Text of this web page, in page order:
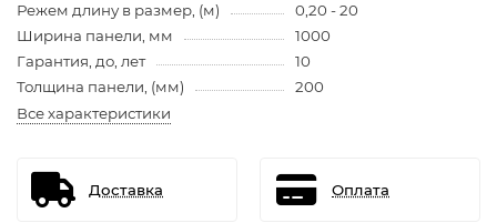
Режем длину в размер, (м)
0,20 - 20
Ширина панели, мм
1000
Гарантия, до, лет
10
Толщина панели, (мм)
200
Все характеристики
Доставка Оплата